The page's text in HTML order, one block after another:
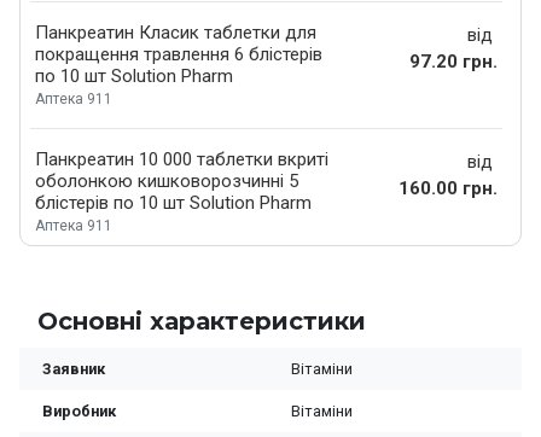
Панкреатин Класик таблетки для
покращення травлення 6 блістерів
по 10 шт Solution Pharm
Аптека 911
від
97.20 грн.
Панкреатин 10 000 таблетки вкриті
оболонкою кишковорозчинні 5
блістерів по 10 шт Solution Pharm
Аптека 911
від
160.00 грн.
Основні характеристики
Заявник Вітаміни
Виробник Вітаміни